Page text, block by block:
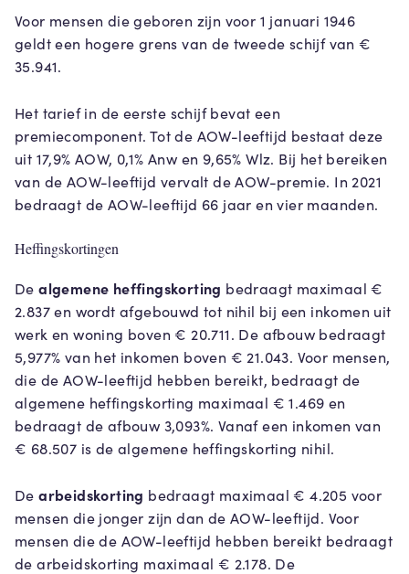
Voor mensen die geboren zijn voor 1 januari 1946
geldt een hogere grens van de tweede schijf van €
35.941.
Het tarief in de eerste schijf bevat een
premiecomponent. Tot de AOW-leeftijd bestaat deze
uit 17,9% AOW, 0,1% Anw en 9,65% Wlz. Bij het bereiken
van de AOW-leeftijd vervalt de AOW-premie. In 2021
bedraagt de AOW-leeftijd 66 jaar en vier maanden.
Heffingskortingen
Dealgemene heffingskorting bedraagt maximaal €
2.837 en wordt afgebouwd tot nihil bij een inkomen uit
werk en woning boven € 20.711. De afbouw bedraagt
5,977% van het inkomen boven € 21.043. Voor mensen,
die de AOW-leeftijd hebben bereikt, bedraagt de
algemene heffingskorting maximaal € 1.469 en
bedraagt de afbouw 3,093%. Vanaf een inkomen van
€ 68.507 is de algemene heffingskorting nihil.
Dearbeidskorting bedraagt maximaal € 4.205 voor
mensen die jonger zijn dan de AOW-leeftijd. Voor
mensen die de AOW-leeftijd hebben bereikt bedraagt
de arbeidskorting maximaal € 2.178. De